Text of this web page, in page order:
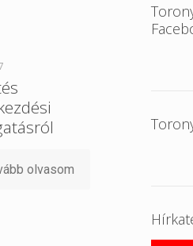
olvasom